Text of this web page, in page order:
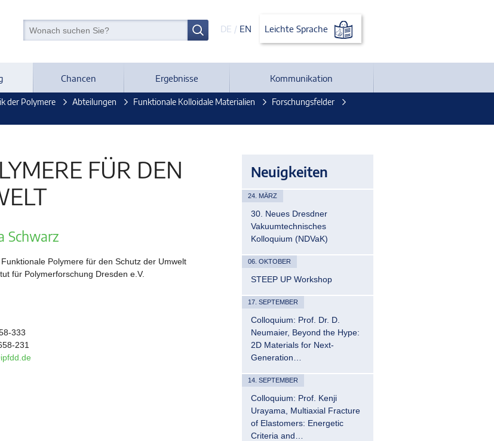
DE / EN Leichte Sprache
Chancen Ergebnisse Kommunikation
der Polymere Abteilungen Funktionale Kolloidale Materialien
Forschungsfelder
FÜR DEN
Schwarz
Polymere für den Schutz der Umwelt
für Polymerforschung Dresden e.V.
333
231
Neuigkeiten
24. MÄRZ
30. Neues Dresdner
Vakuumtechnisches
Kolloquium (NDVaK)
06. OKTOBER
STEEP UP Workshop
17. SEPTEMBER
Colloquium: Prof. Dr. D.
Neumaier, Beyond the Hype:
2D Materials for Next-
Generation…
14. SEPTEMBER
Colloquium: Prof. Kenji
Urayama, Multiaxial Fracture
of Elastomers: Energetic
Criteria and…